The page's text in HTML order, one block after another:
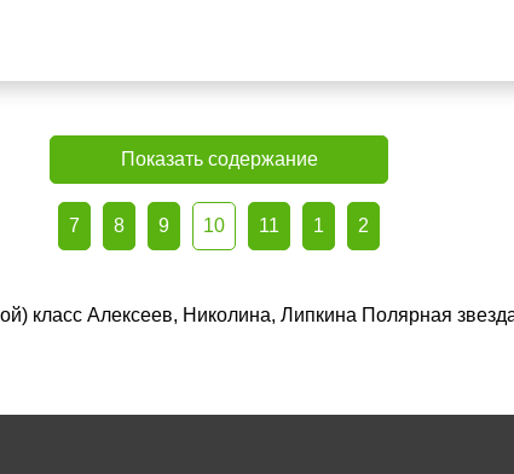
Показать содержание
7 8 9 10 11 1 2
класс Алексеев, Николина, Липкина Полярная